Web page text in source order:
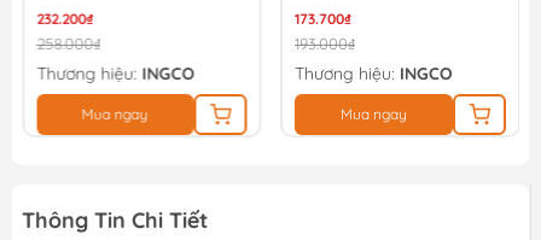
232.200₫
258.000₫
Thương hiệu: INGCO
Mua ngay
173.700₫
193.000₫
Thương hiệu: INGCO
Mua ngay
Thông Tin Chi Tiết